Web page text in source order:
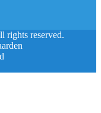
rights reserved.